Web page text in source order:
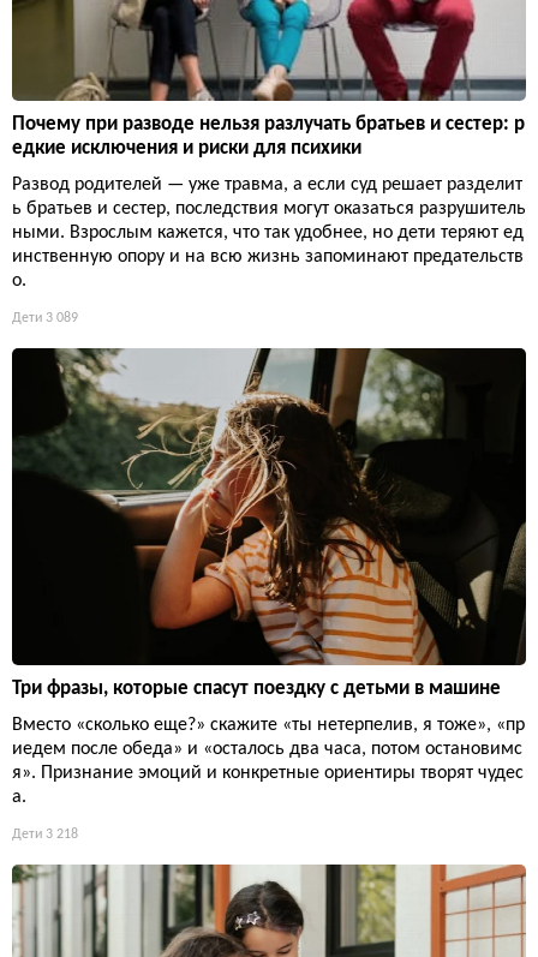
Почему при разводе нельзя разлучать братьев и сестер: р
едкие исключения и риски для психики
Развод родителей — уже травма, а если суд решает разделит
ь братьев и сестер, последствия могут оказаться разрушитель
ными. Взрослым кажется, что так удобнее, но дети теряют ед
инственную опору и на всю жизнь запоминают предательств
о.
Дети 3 089
Три фразы, которые спасут поездку с детьми в машине
Вместо «сколько еще?» скажите «ты нетерпелив, я тоже», «пр
иедем после обеда» и «осталось два часа, потом остановимс
я». Признание эмоций и конкретные ориентиры творят чудес
а.
Дети 3 218